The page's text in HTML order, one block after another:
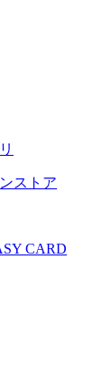
ストア
CARD